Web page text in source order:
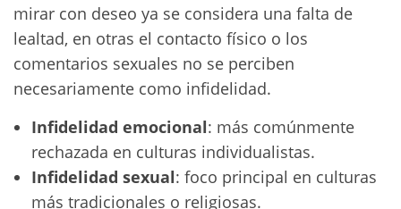
mirar con deseo ya se considera una falta de
lealtad, en otras el contacto físico o los
comentarios sexuales no se perciben
necesariamente como infidelidad.
Infidelidad emocional: más comúnmente
rechazada en culturas individualistas.
Infidelidad sexual: foco principal en culturas
más tradicionales o religiosas.